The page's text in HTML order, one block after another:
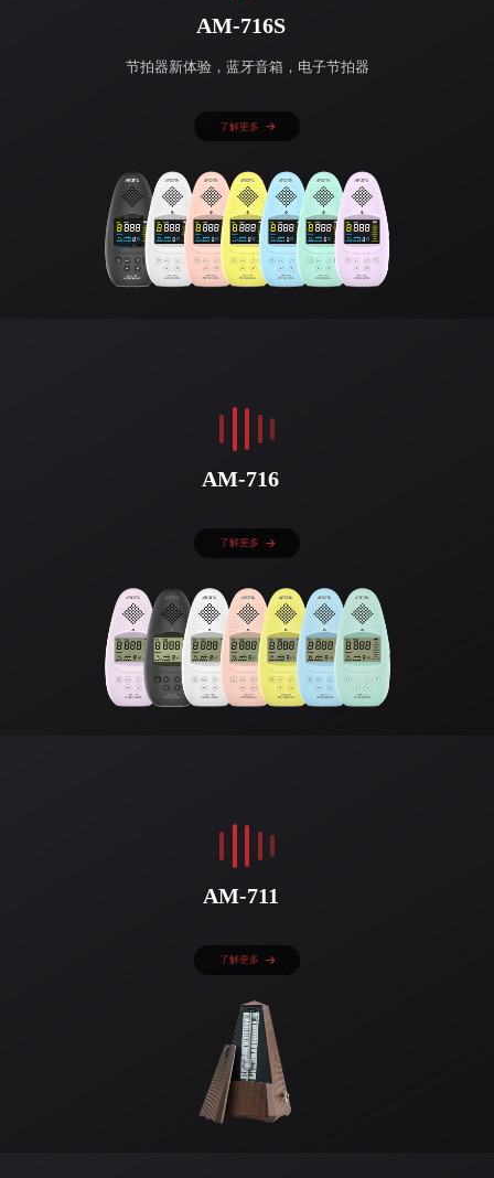
AM-716S
节拍器新体验，蓝牙音箱，电子节拍器
了解更多
AM-716
了解更多
AM-711
了解更多